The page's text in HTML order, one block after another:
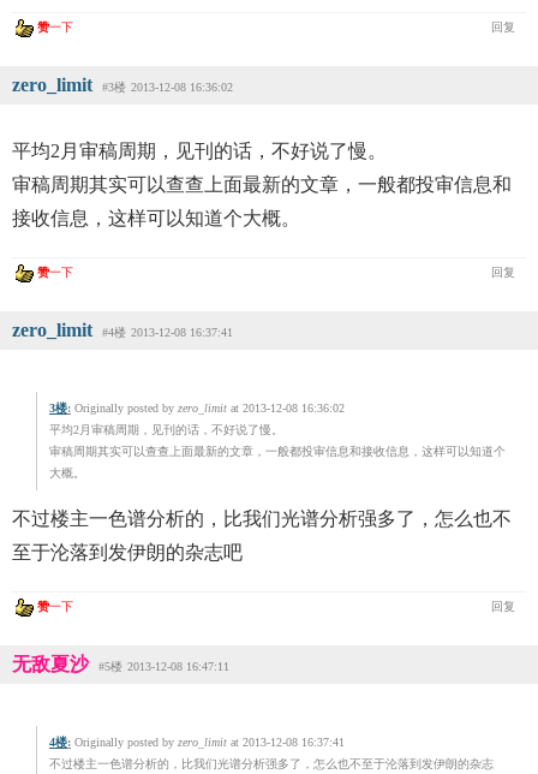
赞一下 回复
zero_limit #3楼 2013-12-08 16:36:02
平均2月审稿周期，见刊的话，不好说了慢。
审稿周期其实可以查查上面最新的文章，一般都投审信息和
接收信息，这样可以知道个大概。
赞一下 回复
zero_limit #4楼 2013-12-08 16:37:41
3楼: Originally posted by zero_limit at 2013-12-08 16:36:02
平均2月审稿周期，见刊的话，不好说了慢。
审稿周期其实可以查查上面最新的文章，一般都投审信息和接收信息，这样可以知道个
大概。
不过楼主一色谱分析的，比我们光谱分析强多了，怎么也不
至于沦落到发伊朗的杂志吧
赞一下 回复
无敌夏沙 #5楼 2013-12-08 16:47:11
4楼: Originally posted by zero_limit at 2013-12-08 16:37:41
不过楼主一色谱分析的，比我们光谱分析强多了，怎么也不至于沦落到发伊朗的杂志